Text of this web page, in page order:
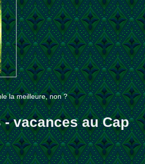
la meilleure, non ?
- vacances au Cap